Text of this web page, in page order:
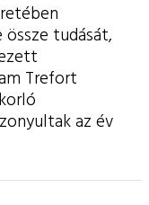
tudását,
Trefort
az év